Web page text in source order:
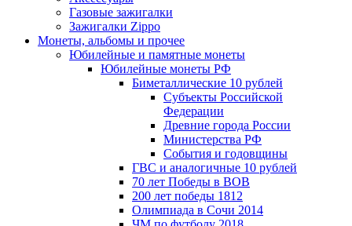
Газовые зажигалки
Зажигалки Zippo
Монеты, альбомы и прочее
Юбилейные и памятные монеты
Юбилейные монеты РФ
Биметаллические 10 рублей
Субъекты Российской
Федерации
Древние города России
Министерства РФ
События и годовщины
ГВС и аналогичные 10 рублей
70 лет Победы в ВОВ
200 лет победы 1812
Олимпиада в Сочи 2014